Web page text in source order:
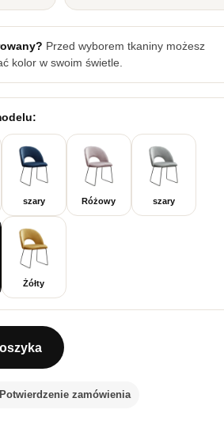
Przed wyborem tkaniny możesz
kolor w swoim świetle.
szary Różowy szary
Żółty
tapicerowane Abisso Ski na
zamówienia